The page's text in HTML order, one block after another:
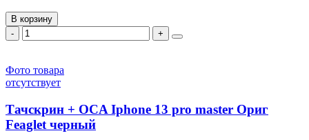
В корзину
-
+
Фото товара
отсутствует
Тачскрин + OCA Iphone 13 pro master Ориг
Feaglet черный